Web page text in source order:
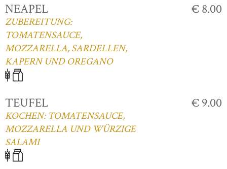
NEAPEL
ZUBEREITUNG:
TOMATENSAUCE,
MOZZARELLA, SARDELLEN,
KAPERN UND OREGANO
€ 8.00
TEUFEL
KOCHEN: TOMATENSAUCE,
MOZZARELLA UND WÜRZIGE
SALAMI
€ 9.00